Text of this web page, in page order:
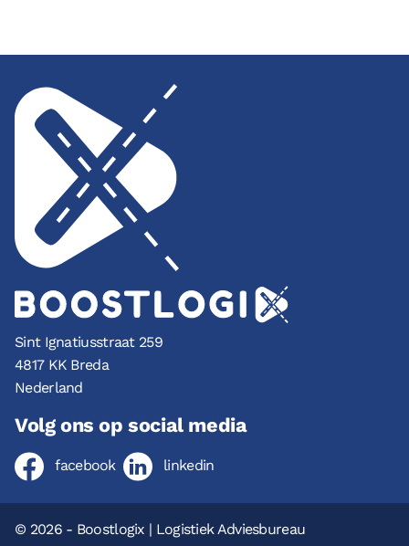
Sint Ignatiusstraat 259
4817 KK Breda
Nederland
Volg ons op social media
facebook linkedin
© 2026 - Boostlogix | Logistiek Adviesbureau